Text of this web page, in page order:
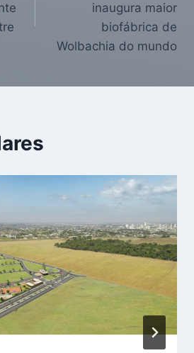
inaugura maior
biofábrica de
Wolbachia do mundo